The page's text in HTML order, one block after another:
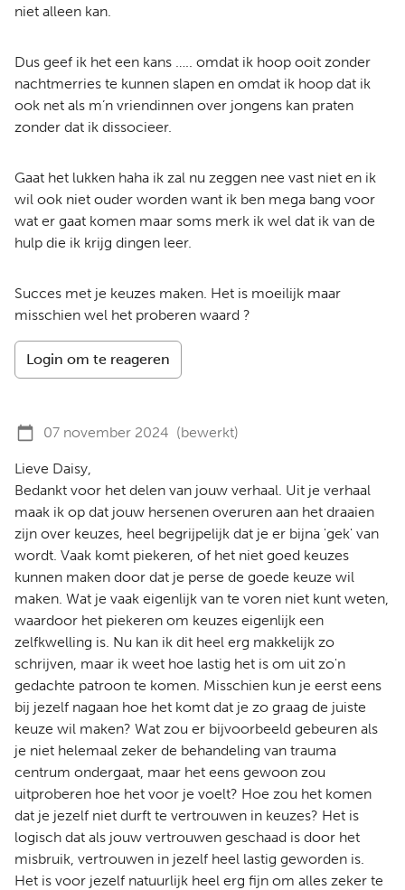
niet alleen kan.
Dus geef ik het een kans ….. omdat ik hoop ooit zonder
nachtmerries te kunnen slapen en omdat ik hoop dat ik
ook net als m’n vriendinnen over jongens kan praten
zonder dat ik dissocieer.
Gaat het lukken haha ik zal nu zeggen nee vast niet en ik
wil ook niet ouder worden want ik ben mega bang voor
wat er gaat komen maar soms merk ik wel dat ik van de
hulp die ik krijg dingen leer.
Succes met je keuzes maken. Het is moeilijk maar
misschien wel het proberen waard ?
Login om te reageren
07 november 2024 (bewerkt)
Lieve Daisy,
Bedankt voor het delen van jouw verhaal. Uit je verhaal
maak ik op dat jouw hersenen overuren aan het draaien
zijn over keuzes, heel begrijpelijk dat je er bijna 'gek' van
wordt. Vaak komt piekeren, of het niet goed keuzes
kunnen maken door dat je perse de goede keuze wil
maken. Wat je vaak eigenlijk van te voren niet kunt weten,
waardoor het piekeren om keuzes eigenlijk een
zelfkwelling is. Nu kan ik dit heel erg makkelijk zo
schrijven, maar ik weet hoe lastig het is om uit zo'n
gedachte patroon te komen. Misschien kun je eerst eens
bij jezelf nagaan hoe het komt dat je zo graag de juiste
keuze wil maken? Wat zou er bijvoorbeeld gebeuren als
je niet helemaal zeker de behandeling van trauma
centrum ondergaat, maar het eens gewoon zou
uitproberen hoe het voor je voelt? Hoe zou het komen
dat je jezelf niet durft te vertrouwen in keuzes? Het is
logisch dat als jouw vertrouwen geschaad is door het
misbruik, vertrouwen in jezelf heel lastig geworden is.
Het is voor jezelf natuurlijk heel erg fijn om alles zeker te